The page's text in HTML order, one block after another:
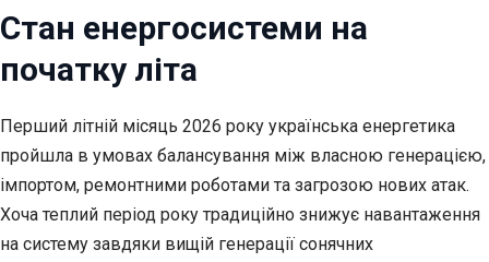
Стан енергосистеми на
початку літа
Перший літній місяць 2026 року українська енергетика
пройшла в умовах балансування між власною генерацією,
імпортом, ремонтними роботами та загрозою нових атак.
Хоча теплий період року традиційно знижує навантаження
на систему завдяки вищій генерації сонячних